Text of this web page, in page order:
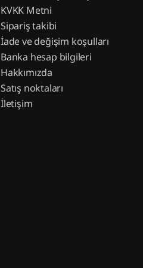
KVKK Metni
Sipariş takibi
İade ve değişim koşulları
Banka hesap bilgileri
Hakkımızda
Satış noktaları
İletişim